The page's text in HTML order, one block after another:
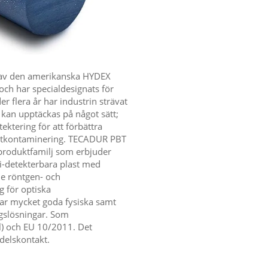
den amerikanska HYDEX
har specialdesignats för
flera år har industrin strävat
upptäckas på något sätt;
för att förbättra
TECADUR PBT
som erbjuder
plast med
röntgen- och
för optiska
mycket goda fysiska samt
Som
och EU 10/2011. Det